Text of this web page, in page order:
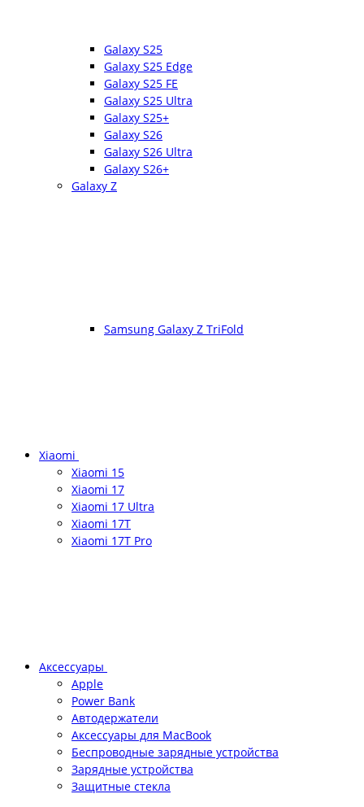
Galaxy S25
Galaxy S25 Edge
Galaxy S25 FE
Galaxy S25 Ultra
Galaxy S25+
Galaxy S26
Galaxy S26 Ultra
Galaxy S26+
Galaxy Z
Samsung Galaxy Z TriFold
Xiaomi
Xiaomi 15
Xiaomi 17
Xiaomi 17 Ultra
Xiaomi 17T
Xiaomi 17T Pro
Аксессуары
Apple
Power Bank
Автодержатели
Аксессуары для MacBook
Беспроводные зарядные устройства
Зарядные устройства
Защитные стекла